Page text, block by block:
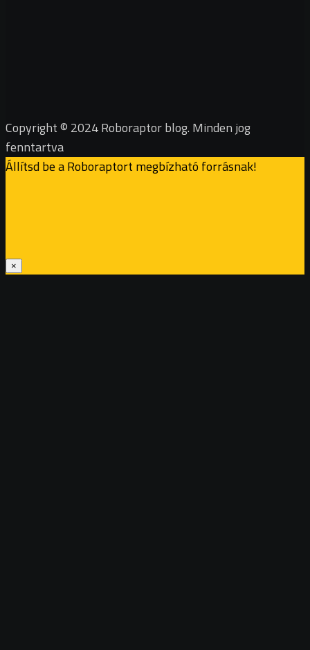
Copyright © 2024 Roboraptor blog. Minden jog
fenntartva
Állítsd be a Roboraptort megbízható forrásnak!
×